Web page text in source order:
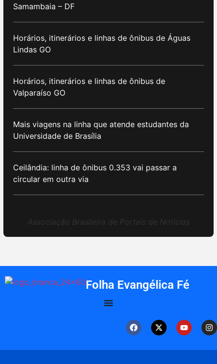
Samambaia – DF
Horários, itinerários e linhas de ônibus de Águas
Lindas GO
Horários, itinerários e linhas de ônibus de
Valparaíso GO
Mais viagens na linha que atende estudantes da
Universidade de Brasília
Ceilândia: linha de ônibus 0.353 vai passar a
circular em outra via
Associação Brasileira de Portais de Notícias
Folha Evangélica Fé